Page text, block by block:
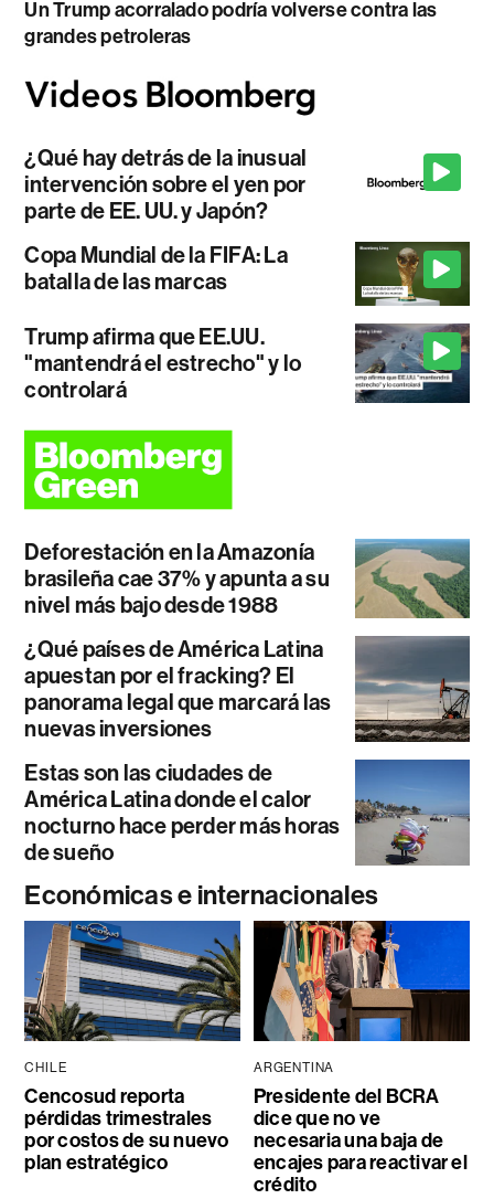
Un Trump acorralado podría volverse contra las
grandes petroleras
¿Qué hay detrás de la inusual
intervención sobre el yen por
parte de EE. UU. y Japón?
Copa Mundial de la FIFA: La
batalla de las marcas
Trump afirma que EE.UU.
"mantendrá el estrecho" y lo
controlará
Deforestación en la Amazonía
brasileña cae 37% y apunta a su
nivel más bajo desde 1988
¿Qué países de América Latina
apuestan por el fracking? El
panorama legal que marcará las
nuevas inversiones
Estas son las ciudades de
América Latina donde el calor
nocturno hace perder más horas
de sueño
Económicas e internacionales
CHILE
Cencosud reporta
pérdidas trimestrales
por costos de su nuevo
plan estratégico
ARGENTINA
Presidente del BCRA
dice que no ve
necesaria una baja de
encajes para reactivar el
crédito